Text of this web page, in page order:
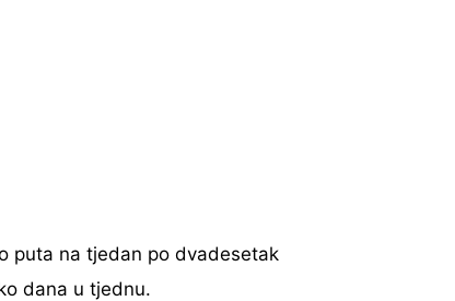
puta na tjedan po dvadesetak
dana u tjednu.